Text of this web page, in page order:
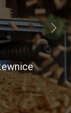
Next